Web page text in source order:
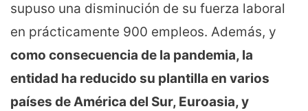
supuso una disminución de su fuerza laboral
en prácticamente 900 empleos. Además, y
como consecuencia de la pandemia, la
entidad ha reducido su plantilla en varios
países de América del Sur, Euroasia, y